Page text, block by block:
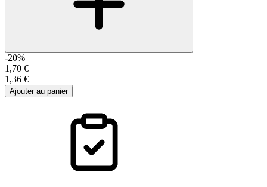
-20%
1,70 €
1,36 €
Ajouter au panier